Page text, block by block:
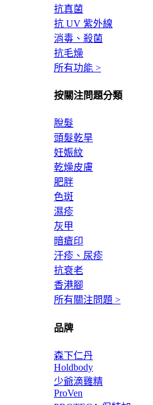
抗真菌
抗 UV 紫外線
消毒、殺菌
抗毛燥
所有功能 >
按關注問題分類
脫髮
頭髮乾旱
妊娠紋
乾燥皮膚
肥胖
色斑
濕疹
灰甲
暗瘡印
汗疹、尿疹
抗衰老
香港腳
所有關注問題 >
品牌
森下仁丹
Holdbody
少爺滴雞精
ProVen